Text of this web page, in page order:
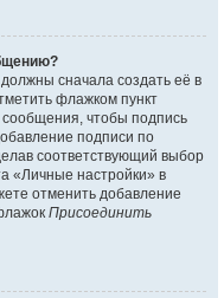
сначала создать её в
флажком пункт
чтобы подпись
подписи по
соответствующий выбор
«Личные настройки» в
отменить добавление
Присоединить